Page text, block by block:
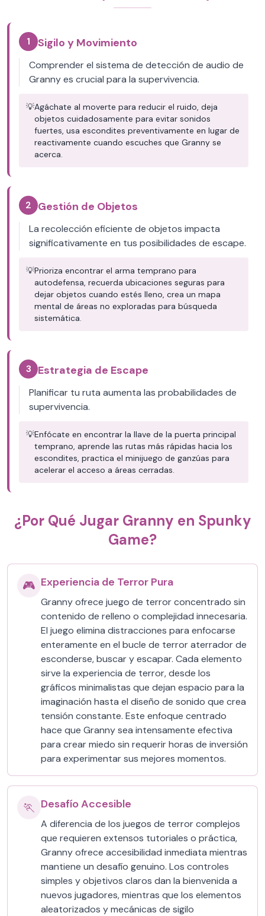
1 Sigilo y Movimiento
Comprender el sistema de detección de audio de
Granny es crucial para la supervivencia.
💡Agáchate al moverte para reducir el ruido, deja
objetos cuidadosamente para evitar sonidos
fuertes, usa escondites preventivamente en lugar de
reactivamente cuando escuches que Granny se
acerca.
2 Gestión de Objetos
La recolección eficiente de objetos impacta
significativamente en tus posibilidades de escape.
💡Prioriza encontrar el arma temprano para
autodefensa, recuerda ubicaciones seguras para
dejar objetos cuando estés lleno, crea un mapa
mental de áreas no exploradas para búsqueda
sistemática.
3 Estrategia de Escape
Planificar tu ruta aumenta las probabilidades de
supervivencia.
💡Enfócate en encontrar la llave de la puerta principal
temprano, aprende las rutas más rápidas hacia los
escondites, practica el minijuego de ganzúas para
acelerar el acceso a áreas cerradas.
¿Por Qué Jugar Granny en Spunky
Game?
🎮 Experiencia de Terror Pura
Granny ofrece juego de terror concentrado sin
contenido de relleno o complejidad innecesaria.
El juego elimina distracciones para enfocarse
enteramente en el bucle de terror aterrador de
esconderse, buscar y escapar. Cada elemento
sirve la experiencia de terror, desde los
gráficos minimalistas que dejan espacio para la
imaginación hasta el diseño de sonido que crea
tensión constante. Este enfoque centrado
hace que Granny sea intensamente efectiva
para crear miedo sin requerir horas de inversión
para experimentar sus mejores momentos.
🏃 Desafío Accesible
A diferencia de los juegos de terror complejos
que requieren extensos tutoriales o práctica,
Granny ofrece accesibilidad inmediata mientras
mantiene un desafío genuino. Los controles
simples y objetivos claros dan la bienvenida a
nuevos jugadores, mientras que los elementos
aleatorizados y mecánicas de sigilo